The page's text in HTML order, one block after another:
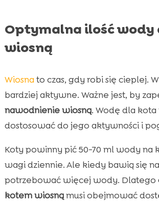
Optymalna ilość
wiosną
Wiosna to czas, gdy robi się cieplej.
bardziej aktywne. Ważne jest, by
nawodnienie wiosną. Wodę dla kota
dostosować do jego aktywności i
Koty powinny pić 50-70 ml wody na
wagi dziennie. Ale kiedy bawią się
potrzebować więcej wody. Dlatego
kotem wiosnąmusi obejmować